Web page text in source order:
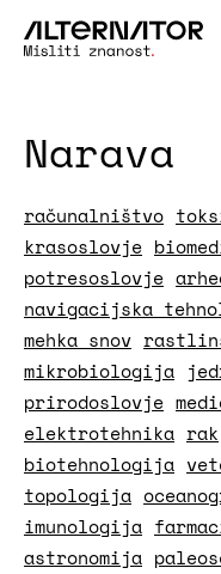
Narava
računalništvo
krasoslovje
potresoslovje
navigacijska
mehka snov
mikrobiologija
prirodoslovje
elektrotehnika rak
biotehnologija
topologija
imunologija
astronomija